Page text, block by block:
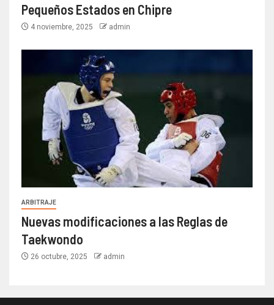
Pequeños Estados en Chipre
4 noviembre, 2025 admin
ARBITRAJE
Nuevas modificaciones a las Reglas de
Taekwondo
26 octubre, 2025 admin